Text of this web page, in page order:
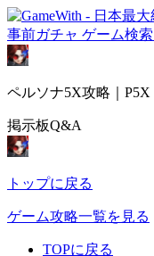
事前ガチャ ゲーム検索
ペルソナ5X攻略｜P5X
掲示板Q&A
トップに戻る
ゲーム攻略一覧を見る
TOPに戻る